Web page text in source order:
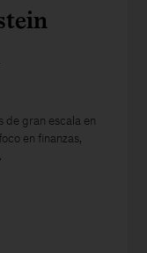
de gran escala en
en finanzas,